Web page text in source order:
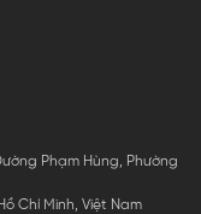
Phạm Hùng, Phường
Chí Minh, Việt Nam